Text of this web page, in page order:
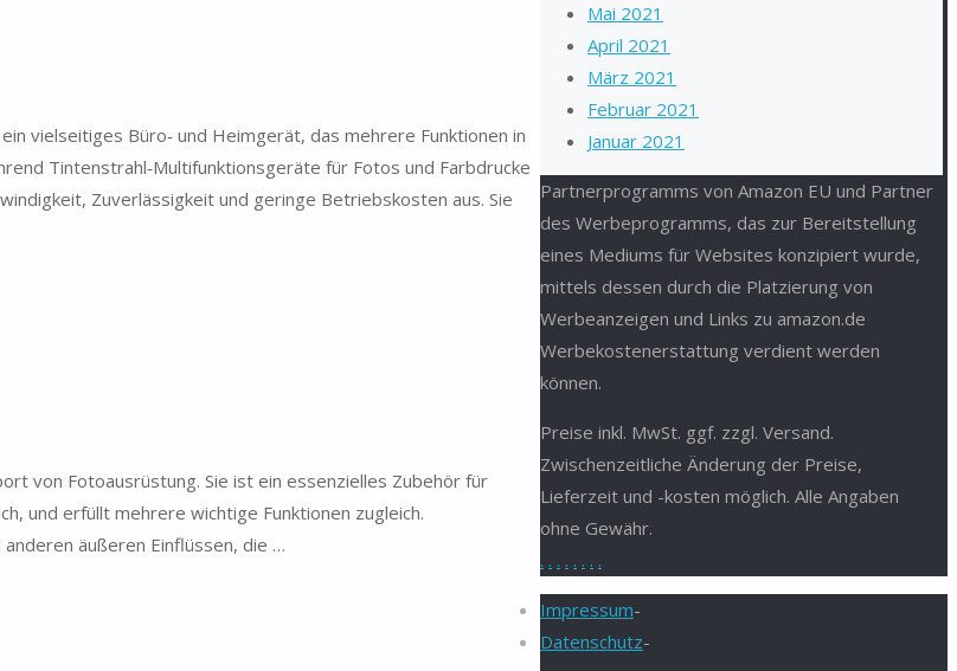
vielseitiges Büro‑ und Heimgerät, das mehrere Funktionen in
Tintenstrahl‑Multifunktionsgeräte für Fotos und Farbdrucke
Zuverlässigkeit und geringe Betriebskosten aus. Sie
von Fotoausrüstung. Sie ist ein essenzielles Zubehör für
und erfüllt mehrere wichtige Funktionen zugleich.
äußeren Einflüssen, die …
Mai 2021
April 2021
März 2021
Februar 2021
Januar 2021
Partnerprogramms von Amazon EU und Partner
des Werbeprogramms, das zur Bereitstellung
eines Mediums für Websites konzipiert wurde,
mittels dessen durch die Platzierung von
Werbeanzeigen und Links zu amazon.de
Werbekostenerstattung verdient werden
können.
Preise inkl. MwSt. ggf. zzgl. Versand.
Zwischenzeitliche Änderung der Preise,
Lieferzeit und -kosten möglich. Alle Angaben
ohne Gewähr.
. . . . . . . .
Impressum-
Datenschutz-